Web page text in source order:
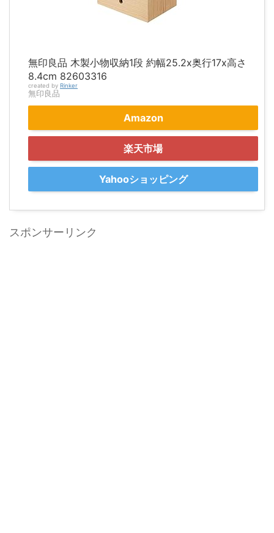
無印良品 木製小物収納1段 約幅25.2x奥行17x高さ
8.4cm 82603316
created by Rinker
無印良品
Amazon
楽天市場
Yahooショッピング
スポンサーリンク